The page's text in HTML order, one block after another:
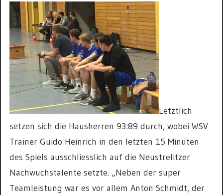
Letztlich
setzen sich die Hausherren 93:89 durch, wobei WSV
Trainer Guido Heinrich in den letzten 15 Minuten
des Spiels ausschliesslich auf die Neustrelitzer
Nachwuchstalente setzte. „Neben der super
Teamleistung war es vor allem Anton Schmidt, der